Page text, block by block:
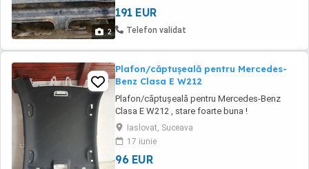
2
191 EUR
Telefon validat
Plafon/căptușeală pentru Mercedes-
Benz Clasa E W212
Plafon/căptușeală pentru Mercedes-Benz
Clasa E W212 , stare foarte buna !
Iaslovat, Suceava
17 iunie
96 EUR